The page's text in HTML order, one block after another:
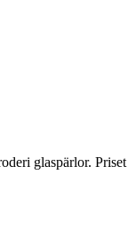
glaspärlor. Priset